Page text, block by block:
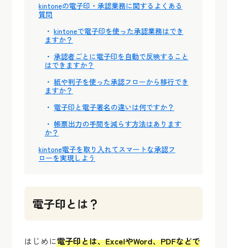
kintoneの電子印・承認業務に関するよくある
質問
kintoneで電子印を使った承認業務はでき
ますか？
承認者ごとに電子印を自動で反映すること
はできますか？
紙や判子を使った承認フローから移行でき
ますか？
電子印と電子署名の違いは何ですか？
帳票出力の手間を減らす方法はあります
か？
kintone電子を取り入れてスマートな承認フ
ローを実現しよう
電子印とは？
はじめに電子印とは、ExcelやWord、PDFなどで